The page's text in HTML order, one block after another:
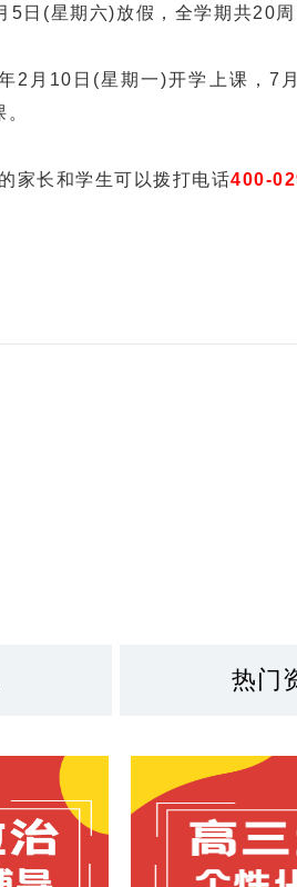
(星期六)放假，全学期共20周
月10日(星期一)开学上课，7
家长和学生可以拨打电话400-
热门